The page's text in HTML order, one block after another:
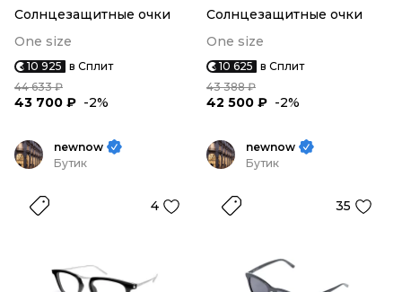
Солнцезащитные очки
One size
10 925 в Сплит
44 633 ₽
43 700 ₽ -2%
Солнцезащитные очки
One size
10 625 в Сплит
43 388 ₽
42 500 ₽ -2%
newnow
Бутик
4
newnow
Бутик
35